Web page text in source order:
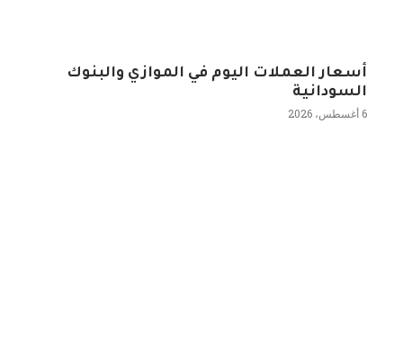
أسعار العملات اليوم في الموازي والبنوك
السودانية
6 أغسطس، 2026